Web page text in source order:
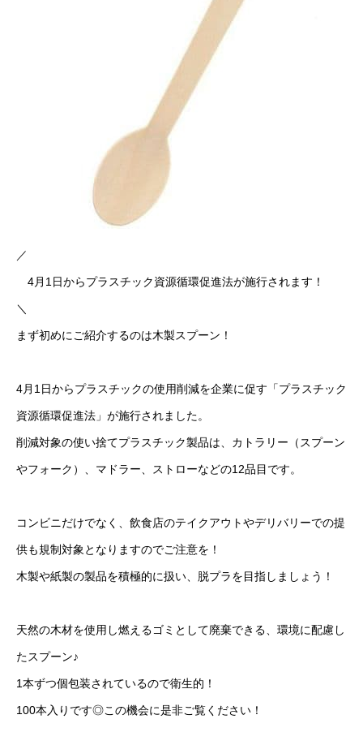
／
4月1日からプラスチック資源循環促進法が施行されます！
＼
まず初めにご紹介するのは木製スプーン！
4月1日からプラスチックの使用削減を企業に促す「プラスチック
資源循環促進法」が施行されました。
削減対象の使い捨てプラスチック製品は、カトラリー（スプーン
やフォーク）、マドラー、ストローなどの12品目です。
コンビニだけでなく、飲食店のテイクアウトやデリバリーでの提
供も規制対象となりますのでご注意を！
木製や紙製の製品を積極的に扱い、脱プラを目指しましょう！
天然の木材を使用し燃えるゴミとして廃棄できる、環境に配慮し
たスプーン♪
1本ずつ個包装されているので衛生的！
100本入りです◎この機会に是非ご覧ください！